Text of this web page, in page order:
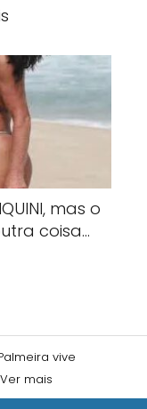
mas o
coisa…
vive
mais